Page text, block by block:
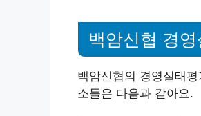
백암신협 경
백암신협의 경영실태
소들은 다음과 같아요.